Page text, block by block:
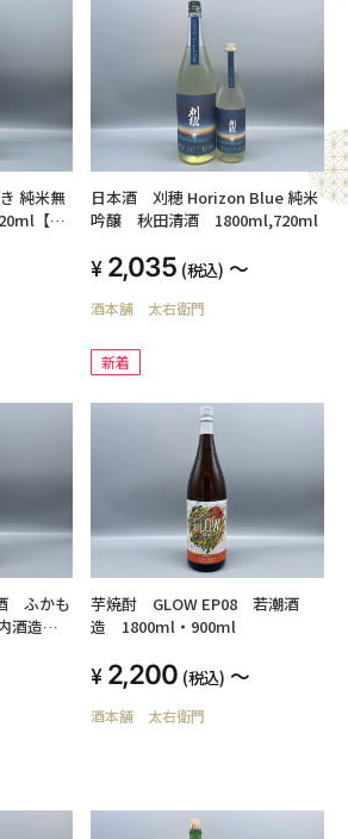
純米無
【芳
日本酒 刈穂 Horizon Blue 純米
吟醸 秋田清酒 1800ml,720ml
2,035 (税込) ～
酒本舗 太右衛門
新着
ふかも
酒造
芋焼酎 GLOW EP08 若潮酒
造 1800ml・900ml
2,200 (税込) ～
酒本舗 太右衛門